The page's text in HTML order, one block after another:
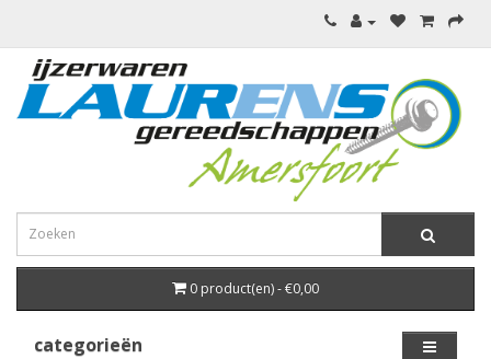
0 product(en) - €0,00
categorieën